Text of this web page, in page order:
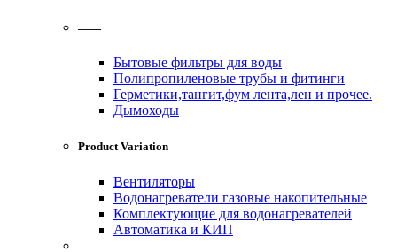
——
Бытовые фильтры для воды
Полипропиленовые трубы и фитинги
Герметики,тангит,фум лента,лен и прочее.
Дымоходы
Product Variation
Вентиляторы
Водонагреватели газовые накопительные
Комплектующие для водонагревателей
Автоматика и КИП